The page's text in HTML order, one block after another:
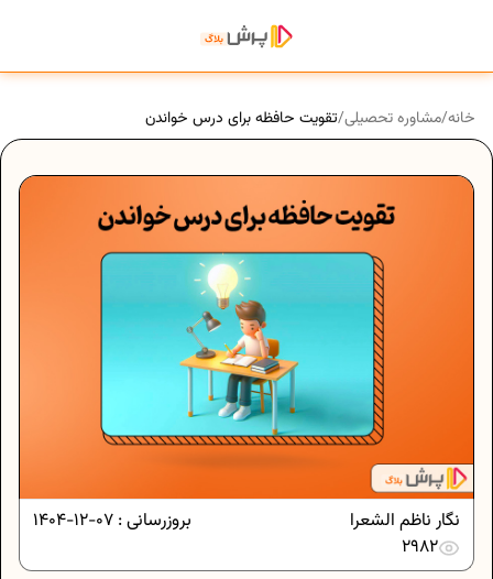
خانه/مشاوره تحصیلی/تقویت حافظه برای درس خواندن
بروزرسانی : 07-12-1404
نگار ناظم الشعرا
2982